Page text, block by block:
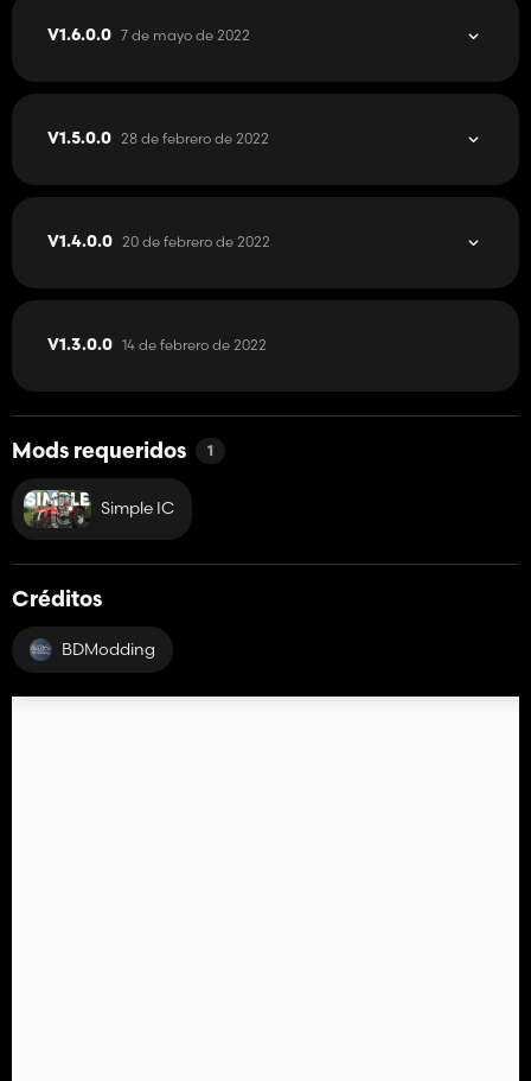
V1.6.0.0 7 de mayo de 2022
V1.5.0.0 28 de febrero de 2022
V1.4.0.0 20 de febrero de 2022
V1.3.0.0 14 de febrero de 2022
Mods requeridos 1
Simple IC
Créditos
BDModding